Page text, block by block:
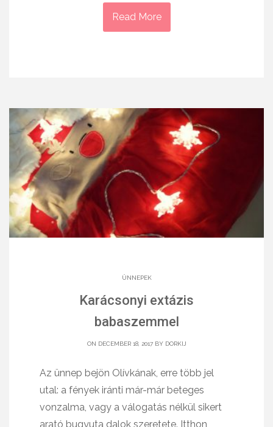
Read More
ÜNNEPEK
Karácsonyi extázis
babaszemmel
ON DECEMBER 18, 2017 BY DORKIJ
Az ünnep bejön Olívkának, erre több jel
utal: a fények iránti már-már beteges
vonzalma, vagy a válogatás nélkül sikert
arató bugyuta dalok szeretete. Itthon